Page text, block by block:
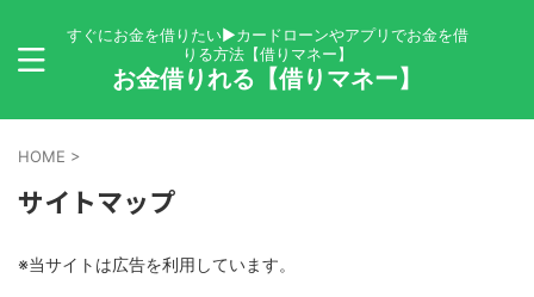
すぐにお金を借りたい▶カードローンやアプリでお金を借
りる方法【借りマネー】
お金借りれる【借りマネー】
HOME >
サイトマップ
※当サイトは広告を利用しています。